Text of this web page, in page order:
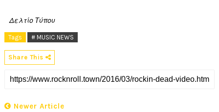
Δελτίο Τύπου
Tags # MUSIC NEWS
Share This
Newer Article